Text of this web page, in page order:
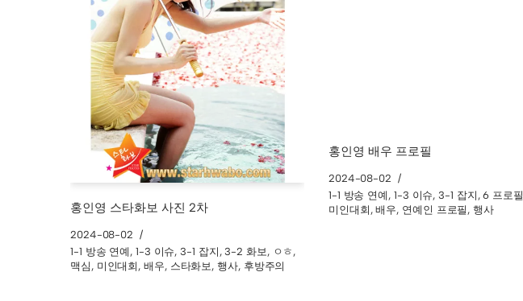
홍인영 스타화보 사진 2차
2024-08-02
1-1 방송 연예 , 1-3 이슈,3-1 잡지 ,3-2 화보 , ㅇㅎ ,
맥심 , 미인대회 ,배우, 스타화보 ,행사, 후방주의
홍인영 배우 프로필
2024-08-02
1-1 방송 연예 , 1-3 이슈,3-1 잡지 ,6 프로필
미인대회 ,배우, 연예인 프로필 ,행사